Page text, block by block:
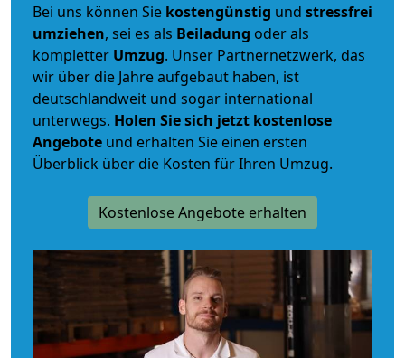
Bei uns können Sie kostengünstig und stressfrei
umziehen, sei es als Beiladung oder als
kompletter Umzug. Unser Partnernetzwerk, das
wir über die Jahre aufgebaut haben, ist
deutschlandweit und sogar international
unterwegs. Holen Sie sich jetzt kostenlose
Angebote und erhalten Sie einen ersten
Überblick über die Kosten für Ihren Umzug.
Kostenlose Angebote erhalten